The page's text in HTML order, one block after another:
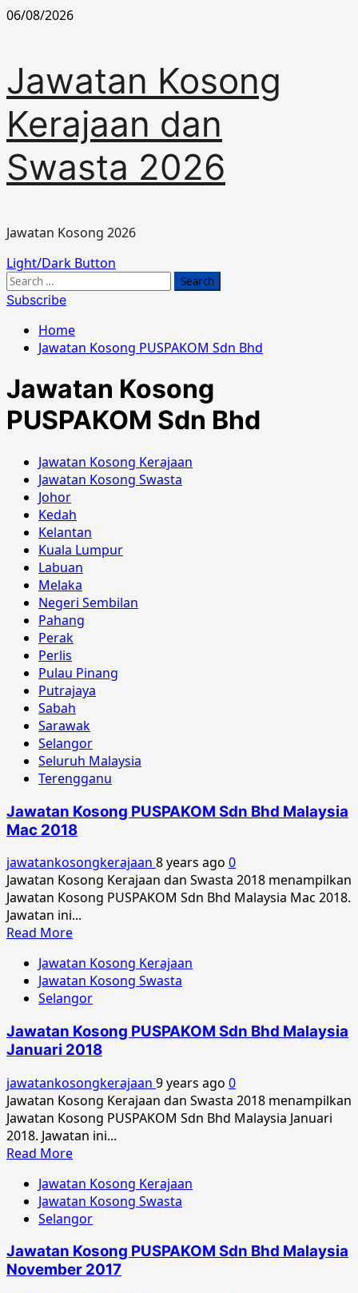
Skip
06/08/2026
Jawatan Kosong
Kerajaan dan
Swasta 2026
Jawatan Kosong 2026
Primary
Menu
Light/Dark Button
Search
for:
Subscribe
Home
Jawatan Kosong PUSPAKOM Sdn Bhd
Jawatan Kosong
PUSPAKOM Sdn Bhd
Jawatan Kosong Kerajaan
Jawatan Kosong Swasta
Johor
Kedah
Kelantan
Kuala Lumpur
Labuan
Melaka
Negeri Sembilan
Pahang
Perak
Perlis
Pulau Pinang
Putrajaya
Sabah
Sarawak
Selangor
Seluruh Malaysia
Terengganu
Jawatan Kosong PUSPAKOM Sdn Bhd Malaysia
Mac 2018
jawatankosongkerajaan 8 years ago 0
Jawatan Kosong Kerajaan dan Swasta 2018 menampilkan
Jawatan Kosong PUSPAKOM Sdn Bhd Malaysia Mac 2018.
Jawatan ini...
Read MoreRead
about
Jawatan
Kosong
Sdn
Bhd
Mac
2018
Jawatan Kosong Kerajaan
Jawatan Kosong Swasta
Selangor
Jawatan Kosong PUSPAKOM Sdn Bhd Malaysia
Januari 2018
jawatankosongkerajaan 9 years ago 0
Jawatan Kosong Kerajaan dan Swasta 2018 menampilkan
Jawatan Kosong PUSPAKOM Sdn Bhd Malaysia Januari
2018. Jawatan ini...
Read MoreRead
about
Jawatan
Kosong
Sdn
Bhd
Jawatan Kosong Kerajaan
Jawatan Kosong Swasta
Selangor
Jawatan Kosong PUSPAKOM Sdn Bhd Malaysia
November 2017